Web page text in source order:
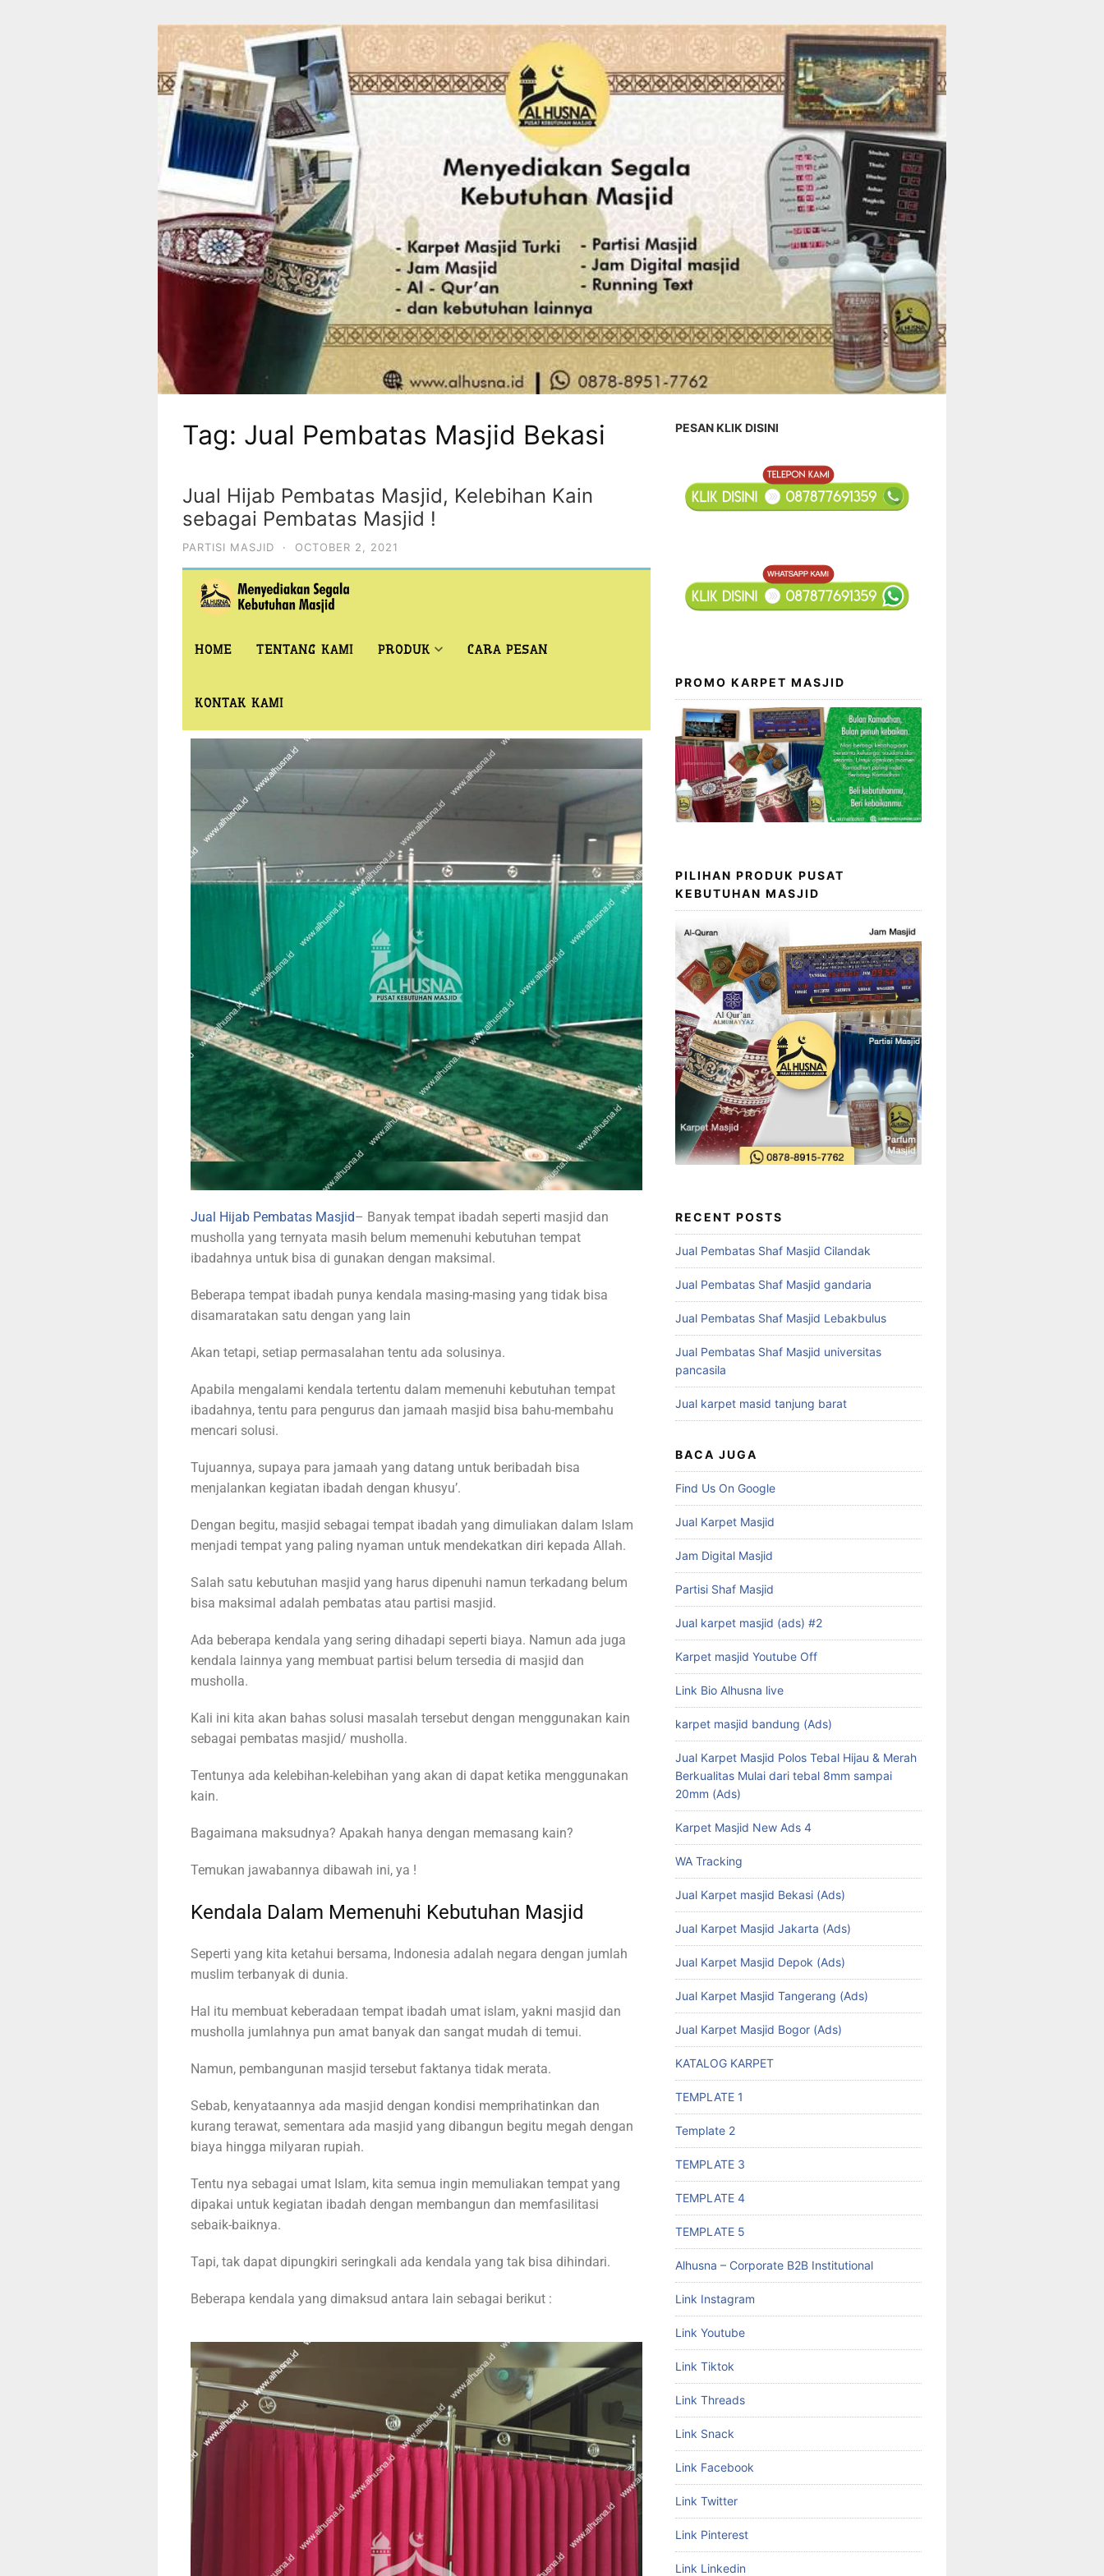
Tag: Jual Pembatas Masjid Bekasi
Jual Hijab Pembatas Masjid, Kelebihan Kain
sebagai Pembatas Masjid !
PARTISI MASJID · OCTOBER 2, 2021
HOME TENTANG KAMI PRODUK CARA PESAN
KONTAK KAMI
Jual Hijab Pembatas Masjid– Banyak tempat ibadah seperti masjid dan
musholla yang ternyata masih belum memenuhi kebutuhan tempat
ibadahnya untuk bisa di gunakan dengan maksimal.
Beberapa tempat ibadah punya kendala masing-masing yang tidak bisa
disamaratakan satu dengan yang lain
Akan tetapi, setiap permasalahan tentu ada solusinya.
Apabila mengalami kendala tertentu dalam memenuhi kebutuhan tempat
ibadahnya, tentu para pengurus dan jamaah masjid bisa bahu-membahu
mencari solusi.
Tujuannya, supaya para jamaah yang datang untuk beribadah bisa
menjalankan kegiatan ibadah dengan khusyu’.
Dengan begitu, masjid sebagai tempat ibadah yang dimuliakan dalam Islam
menjadi tempat yang paling nyaman untuk mendekatkan diri kepada Allah.
Salah satu kebutuhan masjid yang harus dipenuhi namun terkadang belum
bisa maksimal adalah pembatas atau partisi masjid.
Ada beberapa kendala yang sering dihadapi seperti biaya. Namun ada juga
kendala lainnya yang membuat partisi belum tersedia di masjid dan
musholla.
Kali ini kita akan bahas solusi masalah tersebut dengan menggunakan kain
sebagai pembatas masjid/ musholla.
Tentunya ada kelebihan-kelebihan yang akan di dapat ketika menggunakan
kain.
Bagaimana maksudnya? Apakah hanya dengan memasang kain?
Temukan jawabannya dibawah ini, ya !
Kendala Dalam Memenuhi Kebutuhan Masjid
Seperti yang kita ketahui bersama, Indonesia adalah negara dengan jumlah
muslim terbanyak di dunia.
Hal itu membuat keberadaan tempat ibadah umat islam, yakni masjid dan
musholla jumlahnya pun amat banyak dan sangat mudah di temui.
Namun, pembangunan masjid tersebut faktanya tidak merata.
Sebab, kenyataannya ada masjid dengan kondisi memprihatinkan dan
kurang terawat, sementara ada masjid yang dibangun begitu megah dengan
biaya hingga milyaran rupiah.
Tentu nya sebagai umat Islam, kita semua ingin memuliakan tempat yang
dipakai untuk kegiatan ibadah dengan membangun dan memfasilitasi
sebaik-baiknya.
Tapi, tak dapat dipungkiri seringkali ada kendala yang tak bisa dihindari.
Beberapa kendala yang dimaksud antara lain sebagai berikut :
PESAN KLIK DISINI
PROMO KARPET MASJID
PILIHAN PRODUK PUSAT
KEBUTUHAN MASJID
RECENT POSTS
Jual Pembatas Shaf Masjid Cilandak
Jual Pembatas Shaf Masjid gandaria
Jual Pembatas Shaf Masjid Lebakbulus
Jual Pembatas Shaf Masjid universitas
pancasila
Jual karpet masid tanjung barat
BACA JUGA
Find Us On Google
Jual Karpet Masjid
Jam Digital Masjid
Partisi Shaf Masjid
Jual karpet masjid (ads) #2
Karpet masjid Youtube Off
Link Bio Alhusna live
karpet masjid bandung (Ads)
Jual Karpet Masjid Polos Tebal Hijau & Merah
Berkualitas Mulai dari tebal 8mm sampai
20mm (Ads)
Karpet Masjid New Ads 4
WA Tracking
Jual Karpet masjid Bekasi (Ads)
Jual Karpet Masjid Jakarta (Ads)
Jual Karpet Masjid Depok (Ads)
Jual Karpet Masjid Tangerang (Ads)
Jual Karpet Masjid Bogor (Ads)
KATALOG KARPET
TEMPLATE 1
Template 2
TEMPLATE 3
TEMPLATE 4
TEMPLATE 5
Alhusna – Corporate B2B Institutional
Link Instagram
Link Youtube
Link Tiktok
Link Threads
Link Snack
Link Facebook
Link Twitter
Link Pinterest
Link Linkedin